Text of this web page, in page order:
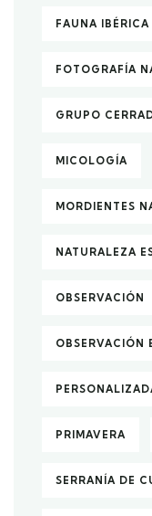
FAUNA IBÉRICA
FOTOGRAFÍA
GRUPO
MICOLOGÍA
MORDIENTES
NATURALEZA
OBSERVACIÓN
OBSERVACIÓN
PRIMAVERA
SERRANÍA DE